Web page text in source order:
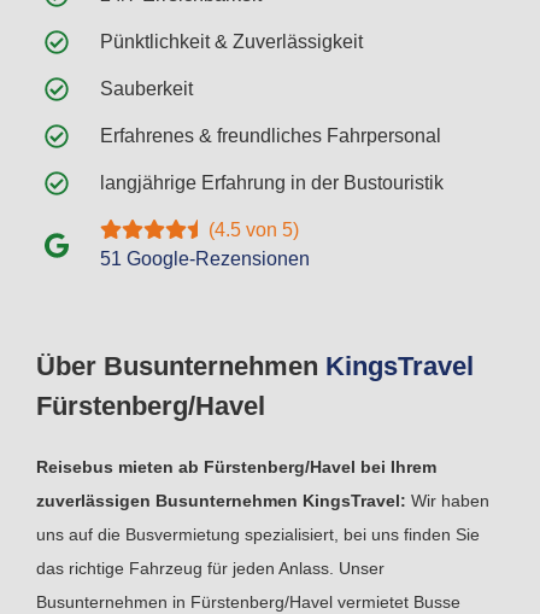
Über Busunternehmen KingsTravel
Fürstenberg/Havel
Reisebus mieten ab Fürstenberg/Havel bei Ihrem
zuverlässigen Busunternehmen KingsTravel: Wir haben
uns auf die Busvermietung spezialisiert, bei uns finden Sie
das richtige Fahrzeug für jeden Anlass. Unser
Busunternehmen in Fürstenberg/Havel vermietet Busse
Pünktlichkeit & Zuverlässigkeit
Sauberkeit
Erfahrenes & freundliches Fahrpersonal
langjährige Erfahrung in der Bustouristik
(4.5 von 5)
51 Google-Rezensionen